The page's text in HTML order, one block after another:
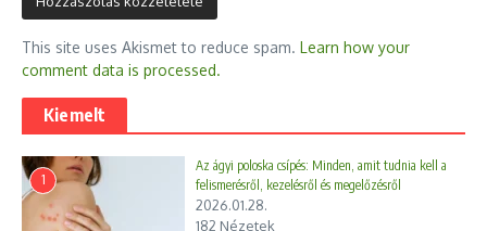
This site uses Akismet to reduce spam. Learn how your
comment data is processed.
Kiemelt
1
Az ágyi poloska csípés: Minden, amit tudnia kell a
felismerésről, kezelésről és megelőzésről
2026.01.28.
182 Nézetek